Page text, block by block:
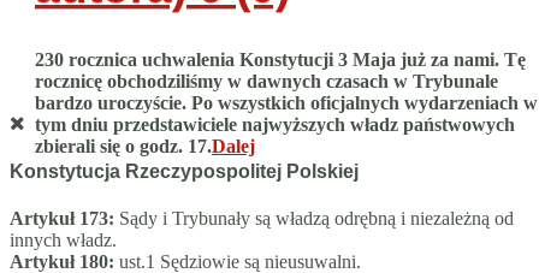
230 rocznica uchwalenia Konstytucji 3 Maja już za nami. Tę
rocznicę obchodziliśmy w dawnych czasach w Trybunale
bardzo uroczyście. Po wszystkich oficjalnych wydarzeniach w
tym dniu przedstawiciele najwyższych władz państwowych
zbierali się o godz. 17.Dalej
Konstytucja Rzeczypospolitej Polskiej
Artykuł 173: Sądy i Trybunały są władzą odrębną i niezależną od
innych władz.
Artykuł 180: ust.1 Sędziowie są nieusuwalni.